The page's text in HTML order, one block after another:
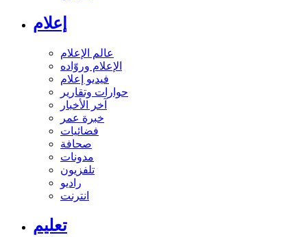
إعلام
عالم الإعلام
الإعلام وروّاده
فيديو إعلام
حوارات وتقارير
آخر الأخبار
خبرة عمر
فضائيات
صحافة
مدونات
تلفزيون
راديو
انترنت
تعليم